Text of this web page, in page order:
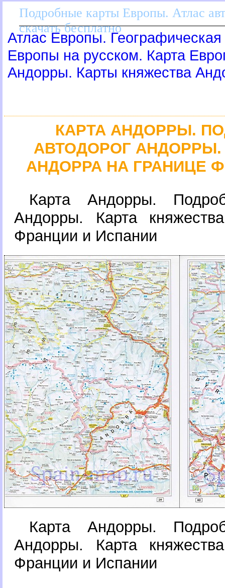
Подробные карты Европы. Атлас
скачать бесплатно
Атлас Европы. Географическая
Европы на русском. Карта
Андорры. Карты княжества
КАРТА АНДОРРЫ.
АВТОДОРОГ АНДОРРЫ.
АНДОРРА НА ГРАНИЦЕ
Карта Андорры.
Андорры. Карта
Франции и Испании
Карта Андорры.
Андорры. Карта
Франции и Испании